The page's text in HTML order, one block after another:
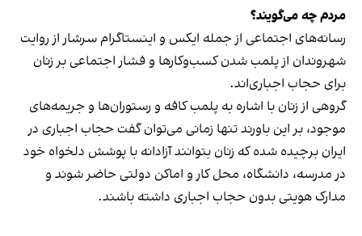
مردم چه می‌گویند؟
رسانه‎‌های اجتماعی از جمله ایکس و اینستاگرام سرشار از روایت
شهروندان از پلمب شدن کسب‌وکارها و فشار اجتماعی بر زنان
برای حجاب اجباری‌اند.
گروهی از زنان با اشاره به پلمب کافه و رستوران‌ها و جریمه‌های
موجود، بر این باورند تنها زمانی می‌توان گفت حجاب اجباری در
ایران برچیده شده که زنان بتوانند آزادانه با پوشش دلخواه خود
در مدرسه، دانشگاه، محل کار و اماکن دولتی حاضر شوند و
مدارک هویتی بدون حجاب اجباری داشته باشند.